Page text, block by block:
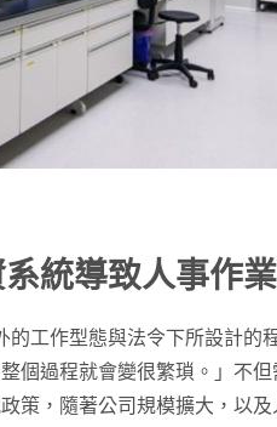
統導致人事作
的工作型態與法令下所設計的
個過程就會變很繁瑣。」不
策，隨著公司規模擴大，以及